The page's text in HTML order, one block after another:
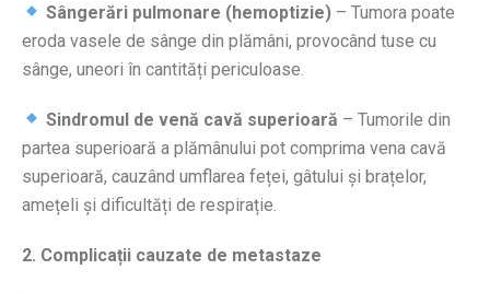
Sângerări pulmonare (hemoptizie) – Tumora poate
eroda vasele de sânge din plămâni, provocând tuse cu
sânge, uneori în cantități periculoase.
Sindromul de venă cavă superioară – Tumorile din
partea superioară a plămânului pot comprima vena cavă
superioară, cauzând umflarea feței, gâtului și brațelor,
amețeli și dificultăți de respirație.
2. Complicații cauzate de metastaze